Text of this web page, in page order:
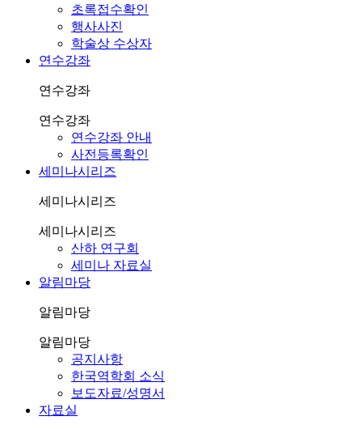
초록접수확인
행사사진
학술상 수상자
연수강좌
연수강좌
연수강좌
연수강좌 안내
사전등록확인
세미나시리즈
세미나시리즈
세미나시리즈
산하 연구회
세미나 자료실
알림마당
알림마당
알림마당
공지사항
한국역학회 소식
보도자료/성명서
자료실